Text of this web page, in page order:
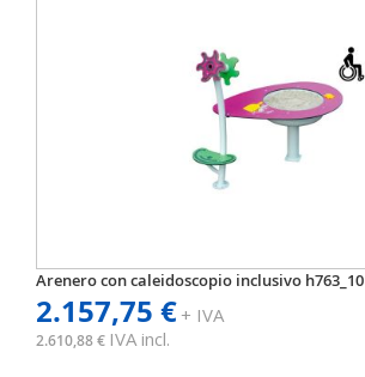
Arenero con caleidoscopio inclusivo h763_10
2.157,75 €+ IVA
2.610,88 € IVA incl.